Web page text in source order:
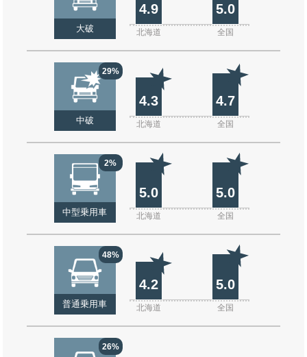
大破
4.9 5.0
北海道 全国
29%
中破
4.3 4.7
北海道 全国
2%
中型乗用車
5.0 5.0
北海道 全国
48%
普通乗用車
4.2 5.0
北海道 全国
26%